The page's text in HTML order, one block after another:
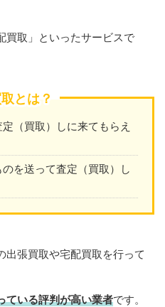
買取」といったサービスで
とは？
（買取）しに来てもらえ
を送って査定（買取）し
出張買取や宅配買取を行って
ている評判が高い業者です。